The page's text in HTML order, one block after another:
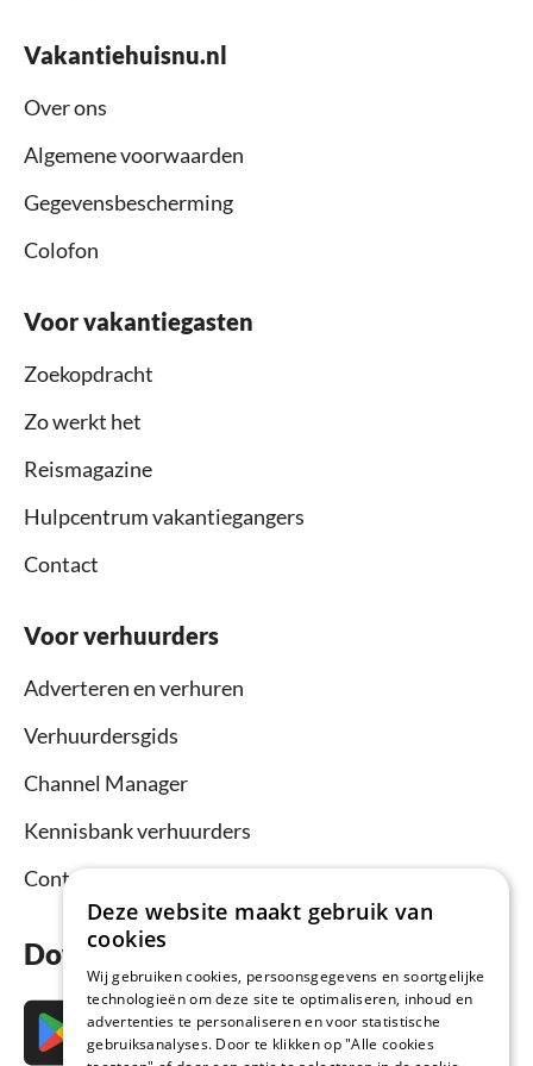
Vakantiehuisnu.nl
Over ons
Algemene voorwaarden
Gegevensbescherming
Colofon
Voor vakantiegasten
Zoekopdracht
Zo werkt het
Reismagazine
Hulpcentrum vakantiegangers
Contact
Voor verhuurders
Adverteren en verhuren
Verhuurdersgids
Channel Manager
Kennisbank verhuurders
Contact
Download nu de app
Deze website maakt gebruik van
cookies
Wij gebruiken cookies, persoonsgegevens en soortgelijke
technologieën om deze site te optimaliseren, inhoud en
advertenties te personaliseren en voor statistische
gebruiksanalyses. Door te klikken op "Alle cookies